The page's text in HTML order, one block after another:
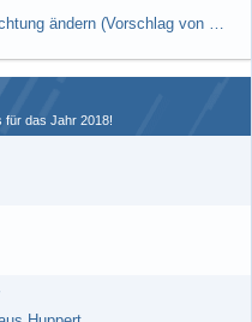
04. Schaltzeiten der Straßenbeleuchtung ändern (Vorschlag von Hermann Rädiker 01.07.2018)
für das Jahr 2018!